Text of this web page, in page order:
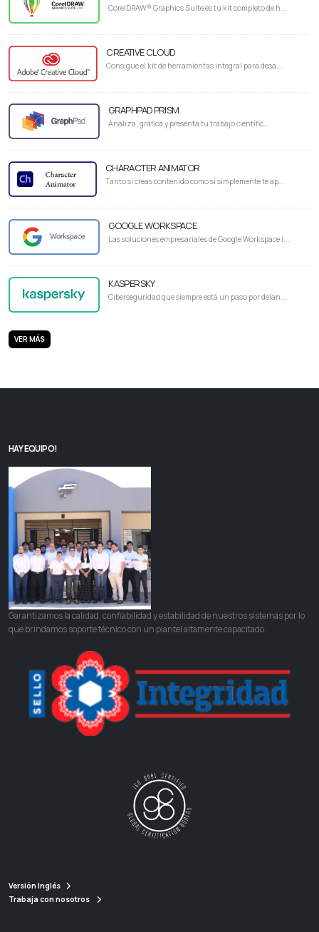
CorelDRAW® Graphics Suite es tu kit completo de h...
CREATIVE CLOUD
Consigue el kit de herramientas integral para desa...
GRAPHPAD PRISM
Analiza, gráfica y presenta tu trabajo científic...
CHARACTER ANIMATOR
Tanto si creas contenido como si simplemente te ap...
GOOGLE WORKSPACE
Las soluciones empresariales de Google Workspace i...
KASPERSKY
Ciberseguridad que siempre está un paso por delan...
VER MÁS
HAY EQUIPO!
Garantizamos la calidad, confiabilidad y estabilidad de nuestros sistemas por lo
que brindamos soporte técnico con un plantel altamente capacitado.
Versión Inglés
Trabaja con nosotros